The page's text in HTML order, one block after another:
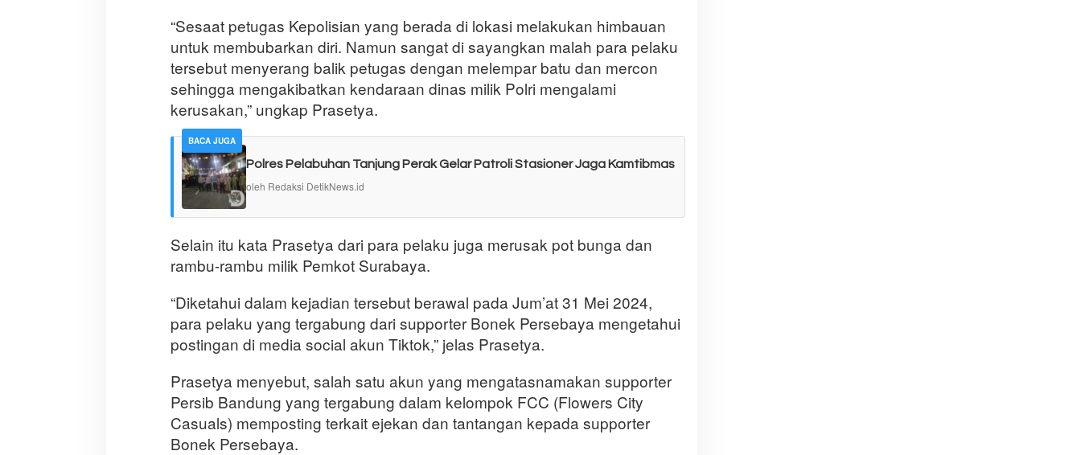
“Sesaat petugas Kepolisian yang berada di lokasi melakukan himbauan
untuk membubarkan diri. Namun sangat di sayangkan malah para pelaku
tersebut menyerang balik petugas dengan melempar batu dan mercon
sehingga mengakibatkan kendaraan dinas milik Polri mengalami
kerusakan,” ungkap Prasetya.
BACA JUGA
Polres Pelabuhan Tanjung Perak Gelar Patroli Stasioner Jaga Kamtibmas
oleh Redaksi DetikNews.id
Selain itu kata Prasetya dari para pelaku juga merusak pot bunga dan
rambu-rambu milik Pemkot Surabaya.
“Diketahui dalam kejadian tersebut berawal pada Jum’at 31 Mei 2024,
para pelaku yang tergabung dari supporter Bonek Persebaya mengetahui
postingan di media social akun Tiktok,” jelas Prasetya.
Prasetya menyebut, salah satu akun yang mengatasnamakan supporter
Persib Bandung yang tergabung dalam kelompok FCC (Flowers City
Casuals) memposting terkait ejekan dan tantangan kepada supporter
Bonek Persebaya.